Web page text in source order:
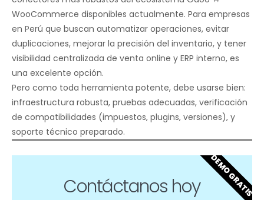
WooCommerce disponibles actualmente. Para empresas
en Perú que buscan automatizar operaciones, evitar
duplicaciones, mejorar la precisión del inventario, y tener
visibilidad centralizada de venta online y ERP interno, es
una excelente opción.
Pero como toda herramienta potente, debe usarse bien:
infraestructura robusta, pruebas adecuadas, verificación
de compatibilidades (impuestos, plugins, versiones), y
soporte técnico preparado.
Contáctanos hoy DEMO GRATIS